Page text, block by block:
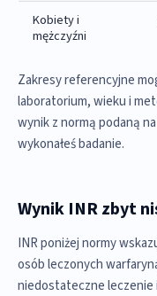
Kobiety i
mężczyźni
Zakresy referencyjne
laboratorium, wieku i
wynik z normą podaną
wykonałeś badanie.
Wynik INR zbyt
INR poniżej normy
osób leczonych
niedostateczne leczenie